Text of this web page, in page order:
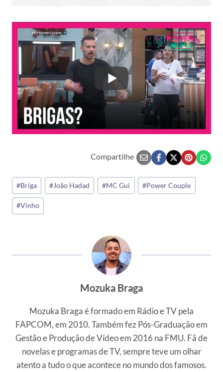
Compartilhe
Tags
do
Post:
#Briga #João Hadad #MC Gui #Power Couple
#Vinho
Mozuka Braga
Mozuka Braga é formado em Rádio e TV pela
FAPCOM, em 2010. Também fez Pós-Graduação em
Gestão e Produção de Vídeo em 2016 na FMU. Fã de
novelas e programas de TV, sempre teve um olhar
atento a tudo o que acontece no mundo dos famosos.